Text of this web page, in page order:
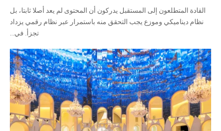
القادة المتطلعون إلى المستقبل يدركون أن المحتوى لم يعد أصلا ثابتا، بل
نظام ديناميكي وموزع يجب التحقق منه باستمرار عبر نظام رقمي يزداد
تجزأ. في...